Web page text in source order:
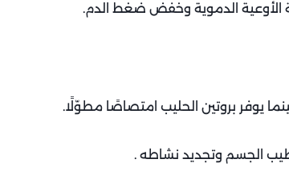
الأوعية الدموية وخفض ضغط الدم.
يوفر بروتين الحليب امتصاصًا مطوّلًا.
الجسم وتجديد نشاطه .